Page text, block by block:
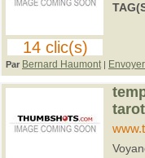
14 clic(s)
Par Bernard Haumont |